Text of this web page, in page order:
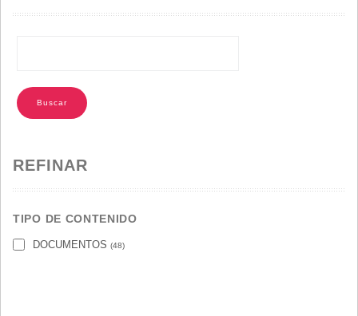
REFINAR
TIPO DE CONTENIDO
DOCUMENTOS (48)